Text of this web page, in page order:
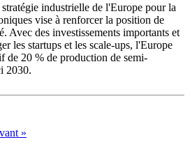
industrielle de l'Europe pour la
vise à renforcer la position de
Avec des investissements importants et
les startups et les scale-ups, l'Europe
de 20 % de production de semi-
2030.
»